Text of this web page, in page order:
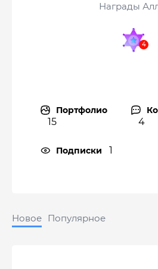
Награды
Портфолио
15 4
Подписки 1
Новое Популярное